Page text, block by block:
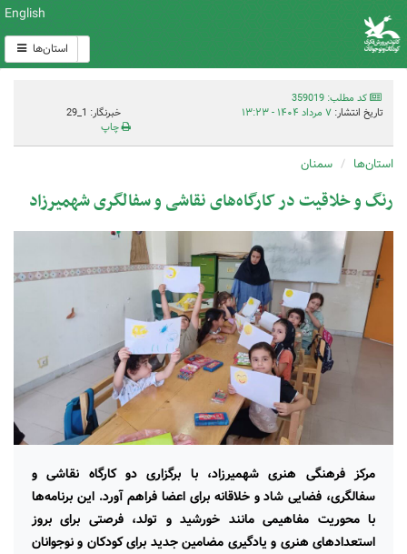
English
استان‌ها
کد مطلب: 359019
تاریخ انتشار: ۷ مرداد ۱۴۰۴ - ۱۳:۲۳
خبرنگار: 1_29
چاپ
استان‌ها سمنان
رنگ و خلاقیت در کارگاه‌های نقاشی و سفالگری شهمیرزاد
مرکز فرهنگی هنری شهمیرزاد، با برگزاری دو کارگاه نقاشی و
سفالگری، فضایی شاد و خلاقانه برای اعضا فراهم آورد. این برنامه‌ها
با محوریت مفاهیمی مانند خورشید و تولد، فرصتی برای بروز
استعدادهای هنری و یادگیری مضامین جدید برای کودکان و نوجوانان